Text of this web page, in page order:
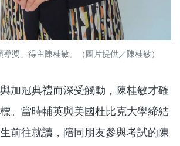
導獎」得主陳桂敏。（圖片提供／陳桂敏）
冠典禮而深受觸動，陳桂敏才確
。當時輔英與美國杜比克大學締結
前往就讀，陪同朋友參與考試的陳